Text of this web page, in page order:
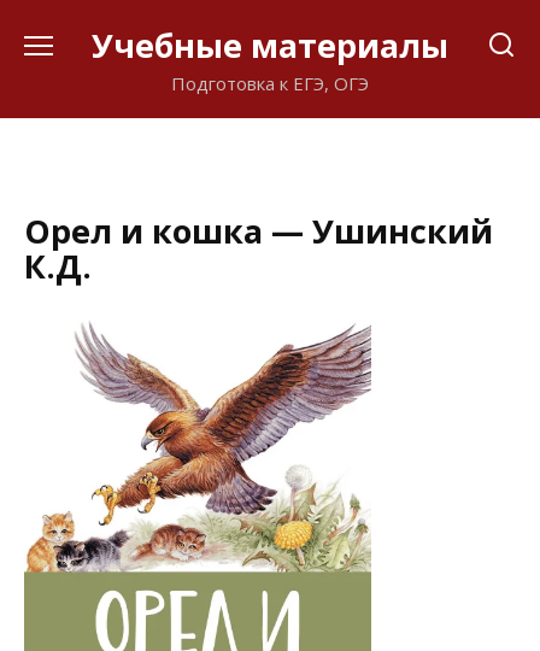
Учебные материалы
Подготовка к ЕГЭ, ОГЭ
Орел и кошка — Ушинский
К.Д.